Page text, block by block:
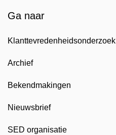
Ga naar
Klanttevredenheidsonderzoek
Archief
Bekendmakingen
Nieuwsbrief
SED organisatie